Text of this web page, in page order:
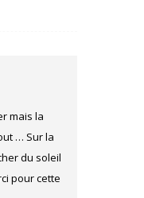
mais la
… Sur la
du soleil
pour cette